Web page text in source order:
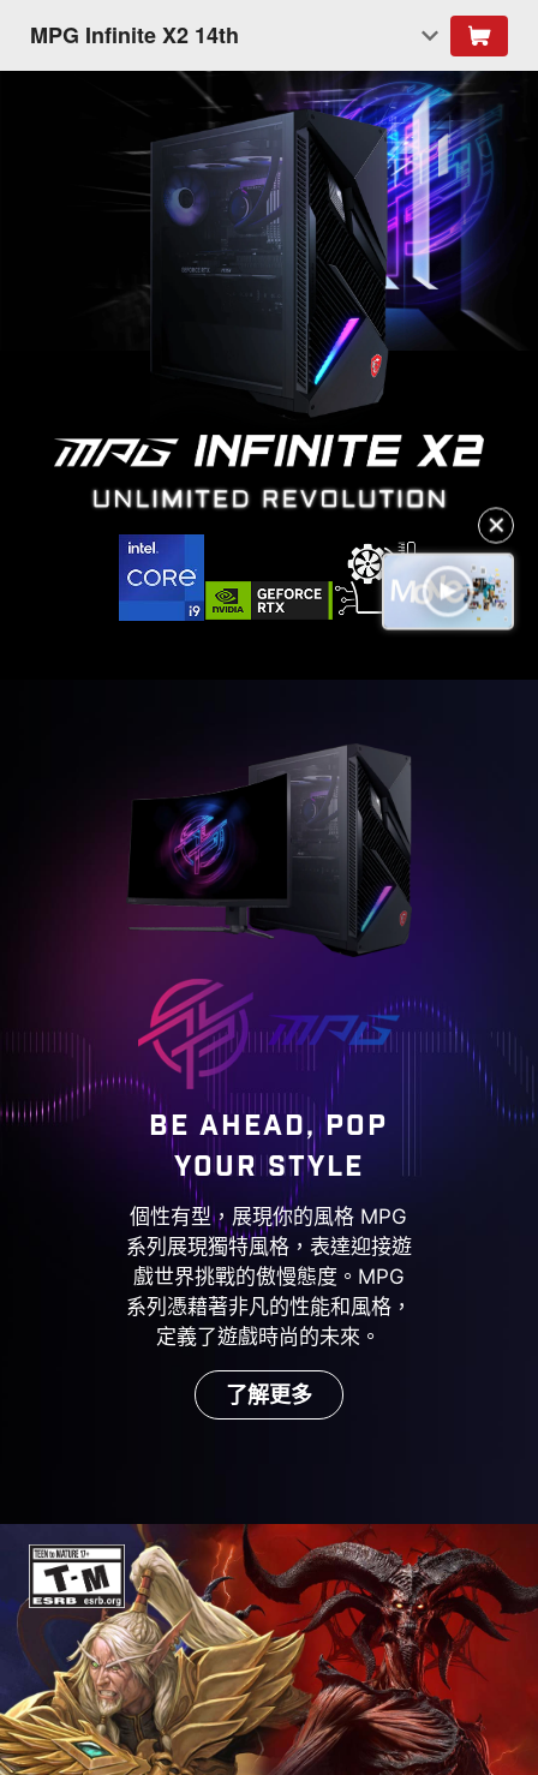
MPG Infinite X2 14th
✕
BE AHEAD, POP
YOUR STYLE
個性有型，展現你的風格 MPG
系列展現獨特風格，表達迎接遊
戲世界挑戰的傲慢態度。MPG
系列憑藉著非凡的性能和風格，
定義了遊戲時尚的未來。
了解更多